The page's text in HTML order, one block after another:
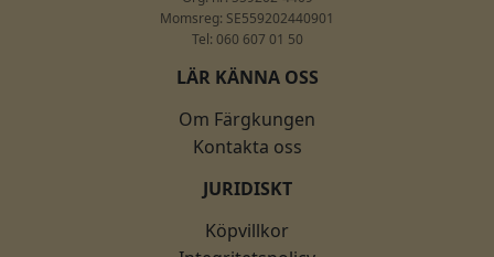
Momsreg: SE559202440901
Tel: 060 607 01 50
LÄR KÄNNA OSS
Om Färgkungen
Kontakta oss
JURIDISKT
Köpvillkor